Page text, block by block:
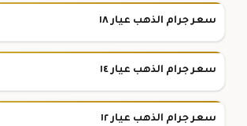
سعر جرام الذهب عيار ١٨
سعر جرام الذهب عيار ١٤
سعر جرام الذهب عيار ١٢